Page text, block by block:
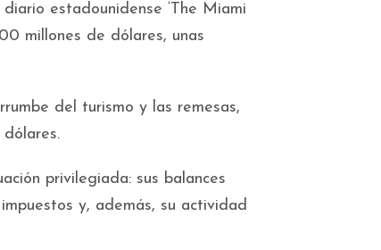
estadounidense ‘The Miami
millones de dólares, unas
del turismo y las remesas,
privilegiada: sus balances
y, además, su actividad